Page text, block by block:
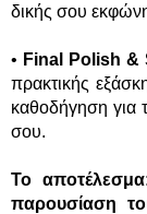
δικής σου
• Final Polish &
πρακτικής
καθοδήγηση για
σου.
Το
παρουσίαση